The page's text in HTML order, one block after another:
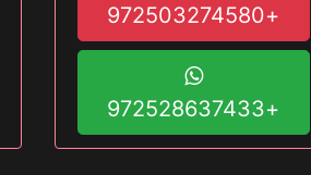
+972503274580
+972528637433